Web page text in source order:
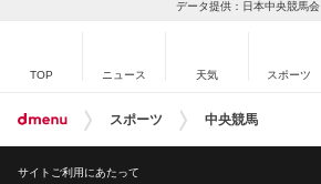
データ提供：日本中央競馬会
TOP ニュース 天気 スポーツ
スポーツ 中央競馬
サイトご利用にあたって